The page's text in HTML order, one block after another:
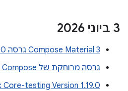
‫3 ביוני 2026
Compose Material 3 גרסה 1.5.0-alpha21
גרסה מרוחקת של Compose‏ 1.0.0-alpha12
testing Version 1.19.0